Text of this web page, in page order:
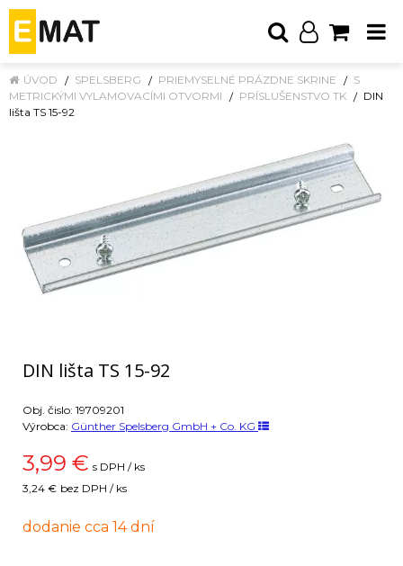
ÚVOD SPELSBERG PRIEMYSELNÉ PRÁZDNE SKRINE
S
METRICKÝMI VYLAMOVACÍMI OTVORMI
PRÍSLUŠENSTVO TK
DIN
lišta TS 15-92
DIN lišta TS 15-92
Obj. čislo: 19709201
Výrobca: Günther Spelsberg GmbH + Co. KG
3,99 € s DPH / ks
3,24 € bez DPH / ks
dodanie cca 14 dní